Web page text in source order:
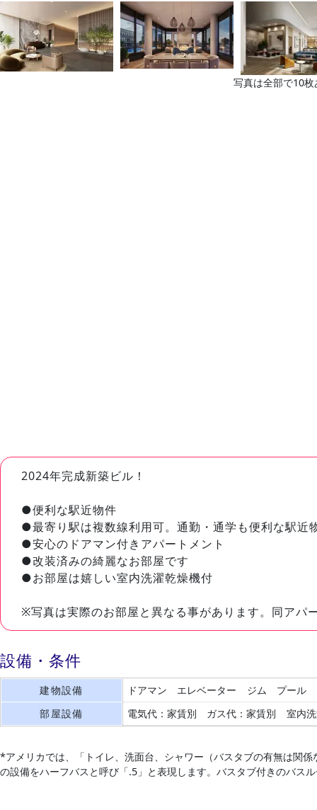
写真は全部で10
2024年完成新築ビル！
●便利な駅近物件
●最寄り駅は複数線利用可。通勤・通学も便利な駅近
●安心のドアマン付きアパートメント
●改装済みの綺麗なお部屋です
●お部屋は嬉しい室内洗濯乾燥機付
※写真は実際のお部屋と異なる事があります。同アパ
設備・条件
建物設備 ドアマン エレベーター ジム プール
部屋設備
電気代：家賃別 ガス代：家賃別 室内
*アメリカでは、「トイレ、洗面台、シャワー（バスタブの有無は関
の設備をハーフバスと呼び「.5」と表現します。バスタブ付きのバス